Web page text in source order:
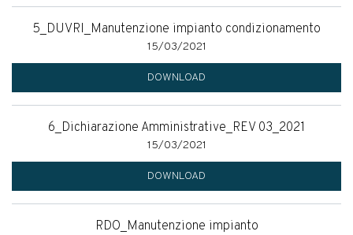
5_DUVRI_Manutenzione impianto condizionamento
15/03/2021
DOWNLOAD
6_Dichiarazione Amministrative_REV 03_2021
15/03/2021
DOWNLOAD
RDO_Manutenzione impianto